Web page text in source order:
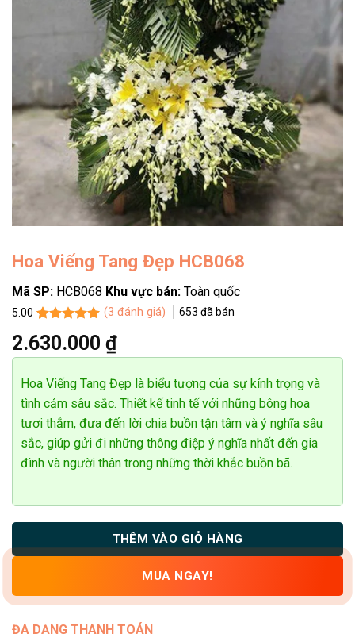
Hoa Viếng Tang Đẹp HCB068
Mã SP: HCB068 Khu vực bán: Toàn quốc
5.00
dựa trên
đánh giá
(3 đánh giá) 653 đã bán
2.630.000 ₫
Hoa Viếng Tang Đẹp là biểu tượng của sự kính trọng và
tình cảm sâu sắc. Thiết kế tinh tế với những bông hoa
tươi thắm, đưa đến lời chia buồn tận tâm và ý nghĩa sâu
sắc, giúp gửi đi những thông điệp ý nghĩa nhất đến gia
đình và người thân trong những thời khắc buồn bã.
THÊM VÀO GIỎ HÀNG
MUA NGAY!
ĐA DẠNG THANH TOÁN